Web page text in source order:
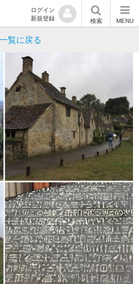
ログイン
新規登録
検索 MENU
覧に戻る